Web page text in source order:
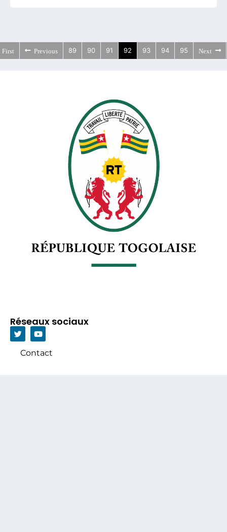
First Previous 89 90 91 92 93 94 95 Next
Réseaux sociaux
Contact